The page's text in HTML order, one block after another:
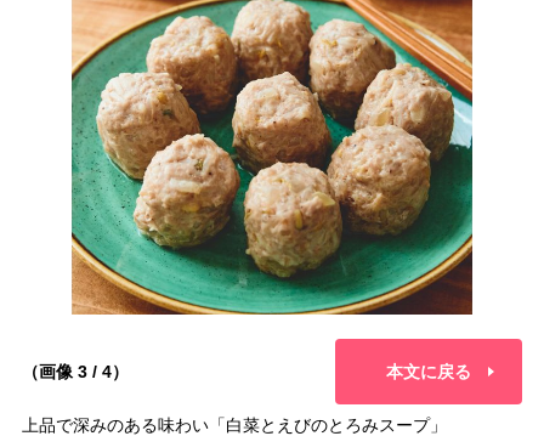
（画像 3 / 4） 本文に戻る
上品で深みのある味わい「白菜とえびのとろみスープ」